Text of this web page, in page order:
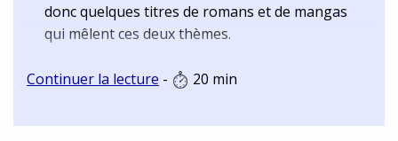
donc quelques titres de romans et de mangas
qui mêlent ces deux thèmes.
Continuer la lecture - 20 min